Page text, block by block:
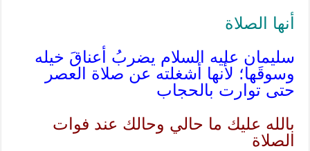
أنها الصلاة
سليمان عليه السلام يضربُ أعناقَ خيله
وسوقَها؛ لأنها أشغلته عن صلاة العصر
حتى توارت بالحجاب
بالله عليك ما حالي وحالك عند فوات
الصلاة